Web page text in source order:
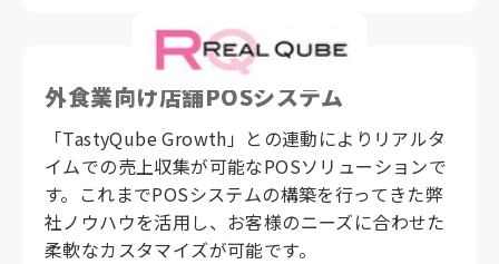
外食業向け店舗POSシステム
「TastyQube Growth」との連動によりリアルタ
イムでの売上収集が可能なPOSソリューションで
す。これまでPOSシステムの構築を行ってきた弊
社ノウハウを活用し、お客様のニーズに合わせた
柔軟なカスタマイズが可能です。